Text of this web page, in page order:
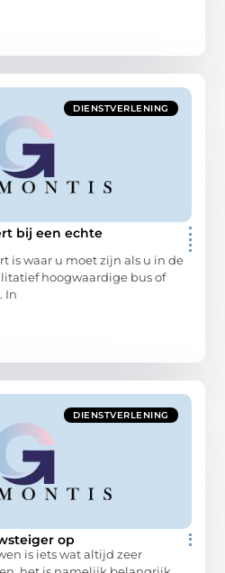
DIENSTVERLENING
bij een echte
is waar u moet zijn als u in de
hoogwaardige bus of
In
DIENSTVERLENING
op
is iets wat altijd zeer